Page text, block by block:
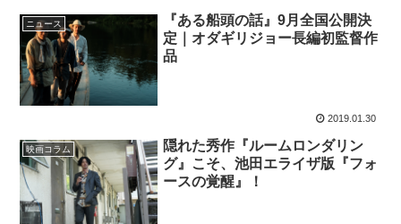
ニュース
『ある船頭の話』9月全国公開決
定｜オダギリジョー長編初監督作
品
2019.01.30
映画コラム
隠れた秀作『ルームロンダリン
グ』こそ、池田エライザ版『フォ
ースの覚醒』！